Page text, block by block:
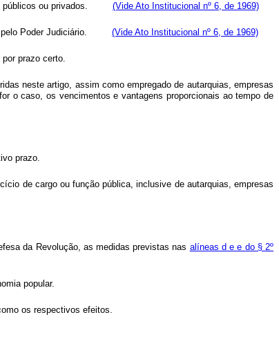
públicos ou privados. (Vide Ato Institucional nº 6, de 1969)
pelo Poder Judiciário. (Vide Ato Institucional nº 6, de 1969)
prazo certo.
neste artigo, assim como empregado de autarquias, empresas
o caso, os vencimentos e vantagens proporcionais ao tempo de
prazo.
de cargo ou função pública, inclusive de autarquias, empresas
da Revolução, as medidas previstas nas alíneas d e e do § 2º
popular.
os respectivos efeitos.